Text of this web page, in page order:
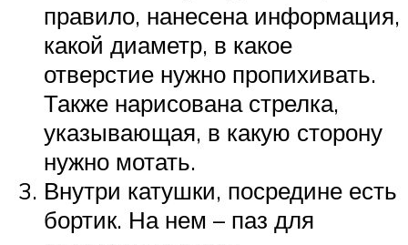
правило, нанесена информация,
какой диаметр, в какое
отверстие нужно пропихивать.
Также нарисована стрелка,
указывающая, в какую сторону
нужно мотать.
Внутри катушки, посредине есть
бортик. На нем – паз для